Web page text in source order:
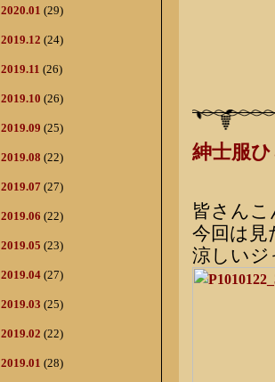
2020.01 (29)
2019.12 (24)
2019.11 (26)
2019.10 (26)
2019.09 (25)
2019.08 (22)
2019.07 (27)
2019.06 (22)
2019.05 (23)
2019.04 (27)
2019.03 (25)
2019.02 (22)
2019.01 (28)
紳士服
皆さん
今回は見
涼しいジ